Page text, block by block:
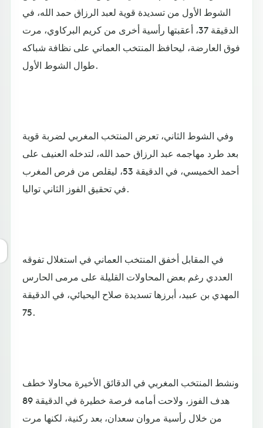
الشوط الأول من تسديدة قوية لعبد الرزاق حمد الله، في
الدقيقة 37، أعقبتها رأسية أخرى من كريم البركاوي، مرت
فوق العارضة، ليحافظ المنتخب العماني على نظافة شباكه
طوال الشوط الأول.
وفي الشوط الثاني، تعرض المنتخب المغربي لضربة قوية
بعد طرد مهاجمه عبد الرزاق حمد الله، لتدخله العنيف على
أحمد الخميسي، في الدقيقة 53، ليقلص من فرص المغرب
في تحقيق الفوز الثاني تواليا.
في المقابل أخفق المنتخب العماني في استغلال تفوقه
العددي رغم بعض المحاولات القليلة على مرمى الحارس
المهدي بن عبيد، أبرزها تسديدة صلاح اليحيائي، في الدقيقة
75.
ونشط المنتخب المغربي في الدقائق الأخيرة محاولا خطف
هدف الفوز، ولاحت أمامه فرصة خطيرة في الدقيقة 89
من خلال رأسية مروان سعدان، بعد ركنية، لكنها مرت